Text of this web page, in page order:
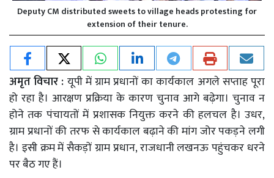
Deputy CM distributed sweets to village heads protesting for
extension of their tenure.
अमृत विचार : यूपी में ग्राम प्रधानों का कार्यकाल अगले सप्ताह पूरा
हो रहा है। आरक्षण प्रक्रिया के कारण चुनाव आगे बढ़ेगा। चुनाव न
होने तक पंचायतों में प्रशासक नियुक्त करने की हलचल है। उधर,
ग्राम प्रधानों की तरफ से कार्यकाल बढ़ाने की मांग जोर पकड़ने लगी
है। इसी क्रम में सैकड़ों ग्राम प्रधान, राजधानी लखनऊ पहुंचकर धरने
पर बैठ गए हैं।